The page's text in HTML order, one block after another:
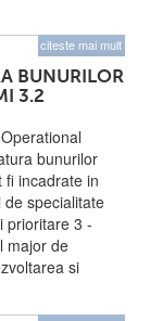
citeste mai mult
BUNURILOR
3.2
bunurilor
fi incadrate in
specialitate
prioritare 3 -
major de
si